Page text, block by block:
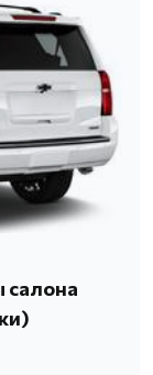
салона